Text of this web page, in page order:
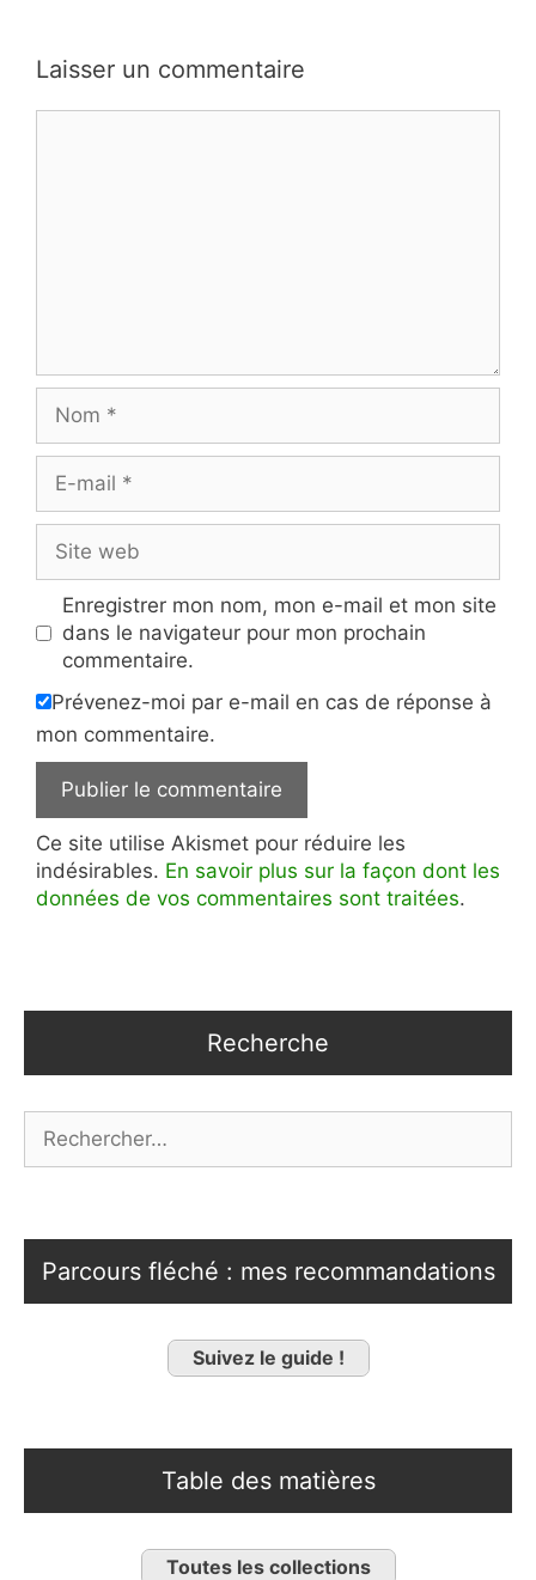
Laisser un commentaire
mail
web
Enregistrer mon nom, mon e-mail et mon site
dans le navigateur pour mon prochain
commentaire.
Prévenez-moi par e-mail en cas de réponse à
mon commentaire.
Ce site utilise Akismet pour réduire les
indésirables. En savoir plus sur la façon dont les
données de vos commentaires sont traitées.
Recherche
Parcours fléché : mes recommandations
Suivez le guide !
Table des matières
Toutes les collections